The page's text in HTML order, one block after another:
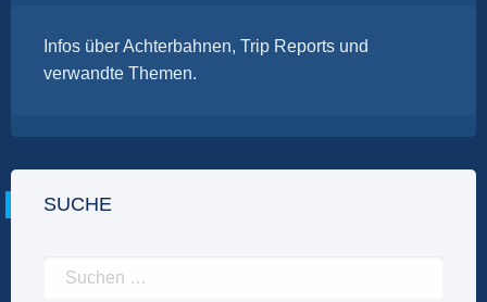
Infos über Achterbahnen, Trip Reports und
verwandte Themen.
SUCHE
Suchen